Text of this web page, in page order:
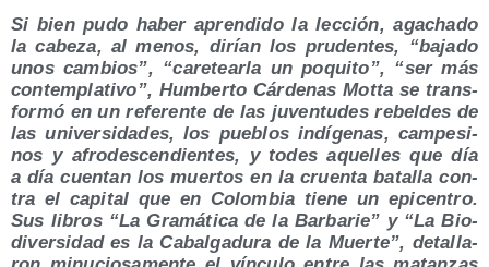
Si bien pudo haber apren­di­do la lec­ción, aga­cha­do
la cabe­za, al menos, dirían los pru­den­tes, “baja­do
unos cam­bios”, “care­tear­la un poqui­to”, “ser más
con­tem­pla­ti­vo”, Hum­ber­to Cár­de­nas Mot­ta se trans­
for­mó en un refe­ren­te de las juven­tu­des rebel­des de
las uni­ver­si­da­des, los pue­blos indí­ge­nas, cam­pe­si­
nos y afro­des­cen­dien­tes, y todes aque­lles que día
a día cuen­tan los muer­tos en la cruen­ta bata­lla con­
tra el capi­tal que en Colom­bia tie­ne un epi­cen­tro.
Sus libros “La Gra­má­ti­ca de la Bar­ba­rie” y “La Bio­
di­ver­si­dad es la Cabal­ga­du­ra de la Muer­te”, deta­lla­